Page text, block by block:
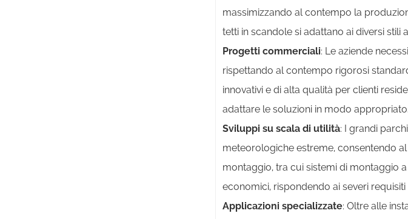
massimizzando al contempo la
tetti in scandole si adattano ai diversi stili
Progetti commerciali: Le aziende
rispettando al contempo rigorosi
innovativi e di alta qualità per clienti
adattare le soluzioni in modo appropriato.
Sviluppi su scala di utilità: I grandi
meteorologiche estreme, consentendo
montaggio, tra cui sistemi di montaggio
economici, rispondendo ai severi
Applicazioni specializzate: Oltre alle